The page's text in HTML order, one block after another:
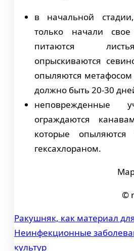
в начальной
только начали
питаются
опрыскиваются
опыляются метафосом
должно быть 20-30
неповрежденные
ограждаются
которые опыляются
гексахлораном.
©
Навигация
по
Ракушняк, как материал
Неинфекционные
культур